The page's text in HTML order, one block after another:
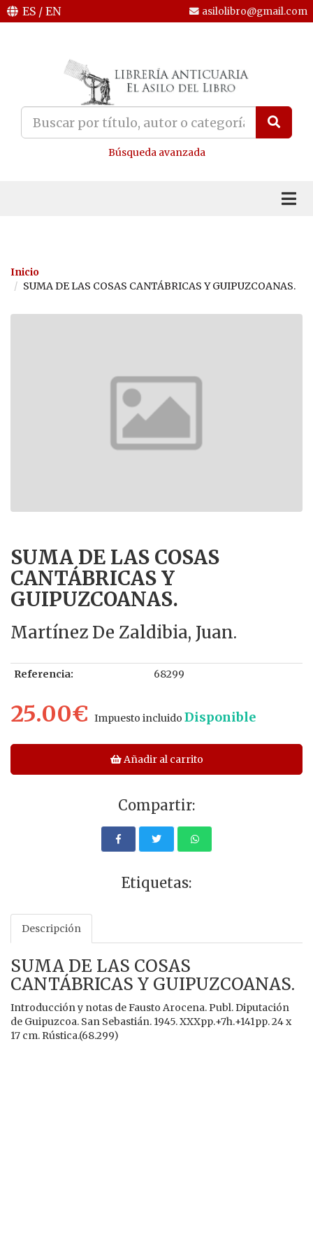
ES / EN asilolibro@gmail.com
Búsqueda avanzada
Inicio
SUMA DE LAS COSAS CANTÁBRICAS Y GUIPUZCOANAS.
SUMA DE LAS COSAS
CANTÁBRICAS Y
GUIPUZCOANAS.
Martínez De Zaldibia, Juan.
Referencia: 68299
25.00€ Impuesto incluido Disponible
Añadir al carrito
Compartir:
Etiquetas:
Descripción
SUMA DE LAS COSAS
CANTÁBRICAS Y GUIPUZCOANAS.
Introducción y notas de Fausto Arocena. Publ. Diputación
de Guipuzcoa. San Sebastián. 1945. XXXpp.+7h.+141pp. 24 x
17 cm. Rústica.(68.299)